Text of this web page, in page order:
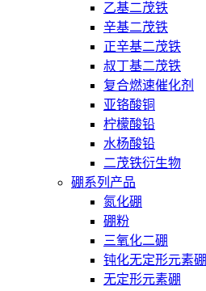
乙基二茂铁
辛基二茂铁
正辛基二茂铁
叔丁基二茂铁
复合燃速催化剂
亚铬酸铜
柠檬酸铅
水杨酸铅
二茂铁衍生物
硼系列产品
氮化硼
硼粉
三氧化二硼
钝化无定形元素硼
无定形元素硼